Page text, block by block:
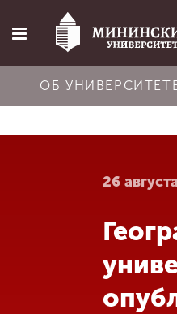
Главная
Об университете
Абитуриенту
Обучение
ОБ
26